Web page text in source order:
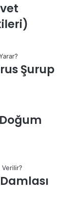
Şurup